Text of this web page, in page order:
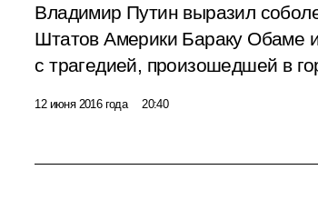
Владимир Путин выразил
Штатов Америки Бараку Обаме
с трагедией, произошедшей в
12 июня 2016 года 20:40